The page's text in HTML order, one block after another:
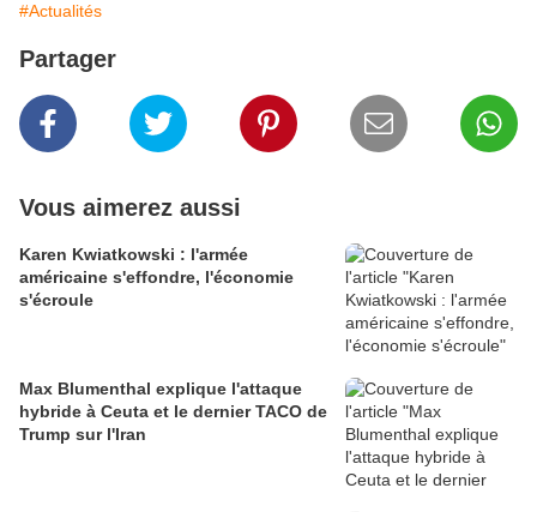
#Actualités
Partager
Vous aimerez aussi
Karen Kwiatkowski : l'armée
américaine s'effondre, l'économie
s'écroule
Max Blumenthal explique l'attaque
hybride à Ceuta et le dernier TACO de
Trump sur l'Iran